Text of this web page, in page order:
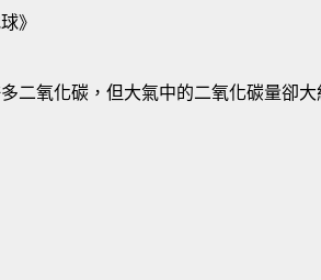
》
二氧化碳，但大氣中的二氧化碳量卻